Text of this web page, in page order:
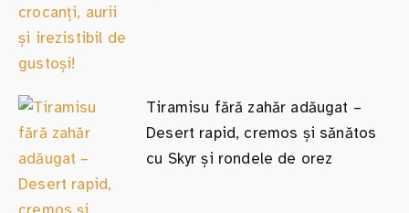
Tiramisu fără zahăr adăugat –
Desert rapid, cremos și sănătos
cu Skyr și rondele de orez